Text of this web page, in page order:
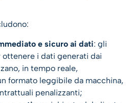
e sicuro ai dati: gli
i dati generati dai
in tempo reale,
formato leggibile da macchina,
penalizzanti;